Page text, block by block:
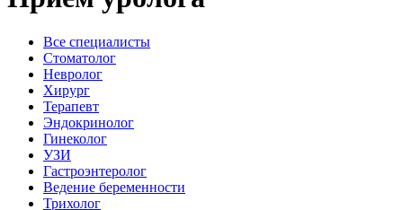
Все специалисты
Стоматолог
Невролог
Хирург
Терапевт
Эндокринолог
Гинеколог
УЗИ
Гастроэнтеролог
Ведение беременности
Трихолог